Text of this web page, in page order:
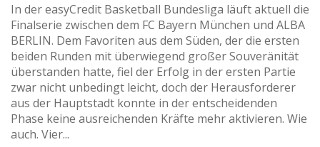
In der easyCredit Basketball Bundesliga läuft aktuell die
Finalserie zwischen dem FC Bayern München und ALBA
BERLIN. Dem Favoriten aus dem Süden, der die ersten
beiden Runden mit überwiegend großer Souveränität
überstanden hatte, fiel der Erfolg in der ersten Partie
zwar nicht unbedingt leicht, doch der Herausforderer
aus der Hauptstadt konnte in der entscheidenden
Phase keine ausreichenden Kräfte mehr aktivieren. Wie
auch. Vier...